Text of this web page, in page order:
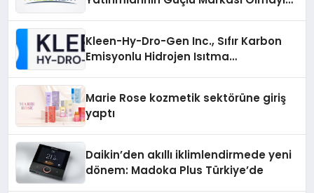
Kleen-Hy-Dro-Gen Inc., Sıfır Karbon
Emisyonlu Hidrojen Isıtma
Marie Rose kozmetik sektörüne giriş
yaptı
Daikin’den akıllı iklimlendirmede yeni
dönem: Madoka Plus Türkiye’de